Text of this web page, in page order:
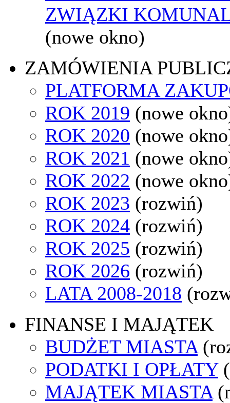
ZWIĄZKI
(nowe okno)
ZAMÓWIENIA
PLATFORMA
ROK 2019 (nowe
ROK 2020 (nowe
ROK 2021 (nowe
ROK 2022 (nowe
ROK 2023 (rozwiń)
ROK 2024 (rozwiń)
ROK 2025 (rozwiń)
ROK 2026 (rozwiń)
LATA 2008-2018
FINANSE I MAJĄTEK
BUDŻET MIASTA
PODATKI I OPŁATY
MAJĄTEK MIASTA